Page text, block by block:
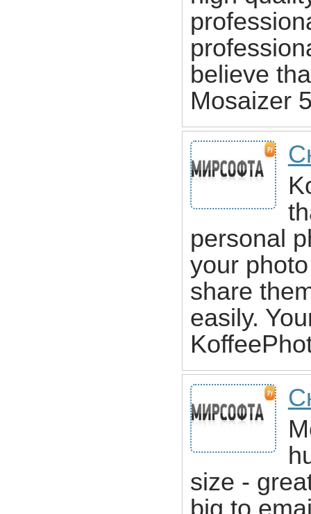
believe
Mosaizer
personal
your
share
easily.
size -
big to